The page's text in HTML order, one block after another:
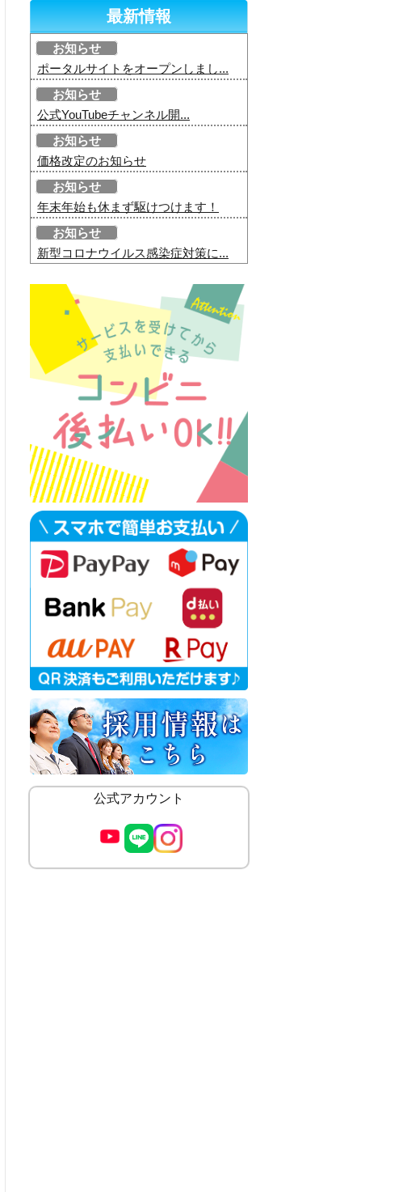
最新情報
お知らせ
ポータルサイトをオープンしまし...
お知らせ
公式YouTubeチャンネル開...
お知らせ
価格改定のお知らせ
お知らせ
年末年始も休まず駆けつけます！
お知らせ
新型コロナウイルス感染症対策に...
公式アカウント